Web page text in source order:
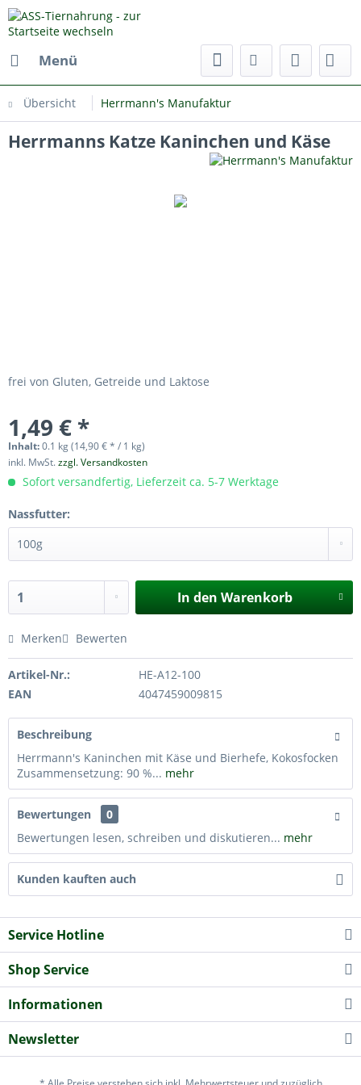
Menü
Übersicht Herrmann's Manufaktur
Herrmanns Katze Kaninchen und Käse
frei von Gluten, Getreide und Laktose
1,49 € *
Inhalt:0.1 kg (14,90 € * / 1 kg)
inkl. MwSt.zzgl. Versandkosten
Sofort versandfertig, Lieferzeit ca. 5-7 Werktage
Nassfutter:
In den Warenkorb
Merken Bewerten
Artikel-Nr.:
HE-A12-100
EAN
4047459009815
Beschreibung
Herrmann's Kaninchen mit Käse und Bierhefe, Kokosfocken
Zusammensetzung: 90 %... mehr
Bewertungen
0
Bewertungen lesen, schreiben und diskutieren... mehr
Kunden kauften auch
Service Hotline
Shop Service
Informationen
Newsletter